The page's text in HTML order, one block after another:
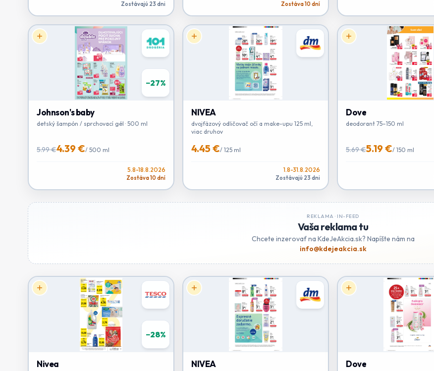
Zostávajú 23 dni Zostáva 10 dní
−27%
Johnson's baby
detský šampón / sprchovací gél · 500 ml
5.99 €4.39 €/ 500 ml
5.8-18.8.2026
Zostáva 10 dní
NIVEA
dvojfázový odličovač očí a make-upu 125 ml,
viac druhov
4.45 €/ 125 ml
1.8-31.8.2026
Zostávajú 23 dni
Dove
deodorant 75–150 ml
5.69 €5.19 €/ 150 ml
REKLAMA · IN-FEED
Vaša reklama tu
Chcete inzerovať na KdeJeAkcia.sk? Napíšte nám na
info@kdejeakcia.sk
−28%
Nivea NIVEA Dove